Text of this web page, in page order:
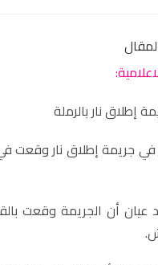
إطلاق نار بالرملة
إطلاق نار وقعت في
عيان أن الجريمة وقعت